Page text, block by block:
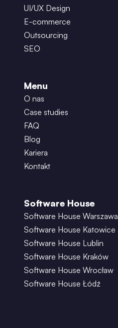
UI/UX Design
E-commerce
Outsourcing
SEO
Menu
O nas
Case studies
FAQ
Blog
Kariera
Kontakt
Software House
Software House Warszawa
Software House Katowice
Software House Lublin
Software House Kraków
Software House Wrocław
Software House Łódź